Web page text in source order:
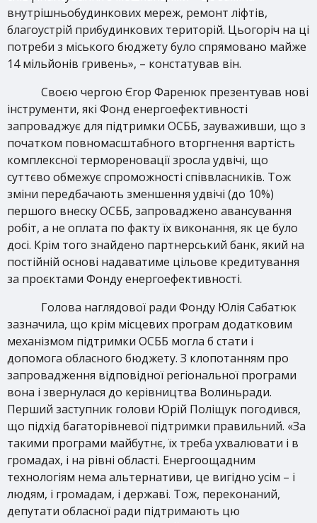
внутрішньобудинкових мереж, ремонт ліфтів,
благоустрій прибудинкових територій. Цьогоріч на ці
потреби з міського бюджету було спрямовано майже
14 мільйонів гривень», – констатував він.
Своєю чергою Єгор Фаренюк презентував нові
інструменти, які Фонд енергоефективності
запроваджує для підтримки ОСББ, зауваживши, що з
початком повномасштабного вторгнення вартість
комплексної термореновації зросла удвічі, що
суттєво обмежує спроможності співвласників. Тож
зміни передбачають зменшення удвічі (до 10%)
першого внеску ОСББ, запроваджено авансування
робіт, а не оплата по факту їх виконання, як це було
досі. Крім того знайдено партнерський банк, який на
постійній основі надаватиме цільове кредитування
за проєктами Фонду енергоефективності.
Голова наглядової ради Фонду Юлія Сабатюк
зазначила, що крім місцевих програм додатковим
механізмом підтримки ОСББ могла б стати і
допомога обласного бюджету. З клопотанням про
запровадження відповідної регіональної програми
вона і звернулася до керівництва Волиньради.
Перший заступник голови Юрій Поліщук погодився,
що підхід багаторівневої підтримки правильний. «За
такими програми майбутнє, їх треба ухвалювати і в
громадах, і на рівні області. Енергоощадним
технологіям нема альтернативи, це вигідно усім – і
людям, і громадам, і державі. Тож, переконаний,
депутати обласної ради підтримають цю